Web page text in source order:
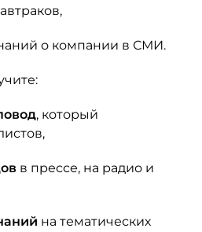
о компании в СМИ.
, который
в прессе, на радио и
на тематических